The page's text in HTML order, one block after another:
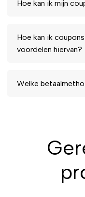
Hoe kan ik mijn
Hoe kan ik
voordelen hiervan?
Welke